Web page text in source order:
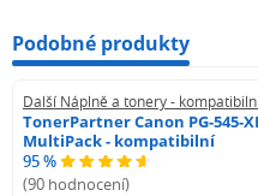
Podobné produkty
Další Náplně a tonery -
TonerPartner Canon PG-545-
MultiPack - kompatibilní
95 %
(90 hodnocení)